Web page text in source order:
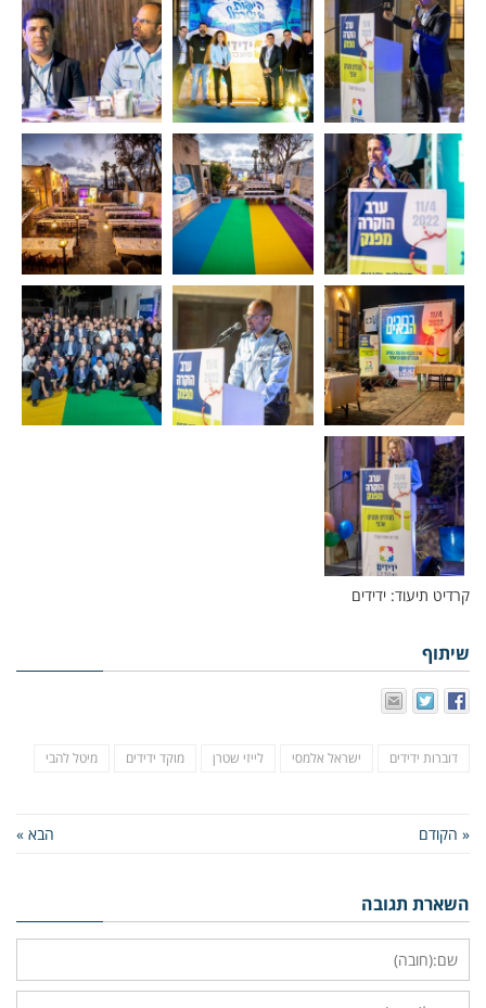
קרדיט תיעוד: ידידים
שיתוף
דוברות ידידים ישראל אלמסי לייזי שטרן מוקד ידידים מיטל להבי
« הקודם הבא »
השארת תגובה